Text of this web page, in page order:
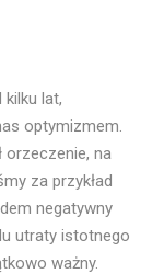
lat,
optymizmem.
orzeczenie, na
za przykład
negatywny
utraty istotnego
ważny.